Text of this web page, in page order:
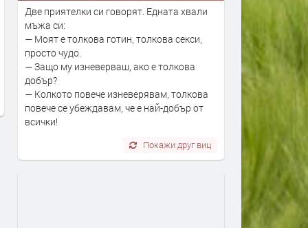
Димитрова, Deep
Вики Алмазиду,
и впечатляващо
шоу за
на Димитровград
Районен съд – Димитровград
получи финансиране за
цялостно енергийно
обновяване на съдебната
сграда
Две приятелки си говорят. Едната хвали
мъжа си:
— Моят е толкова готин, толкова секси,
просто чудо.
— Защо му изневерваш, ако е толкова
добър?
— Колкото повече изневерявам, толкова
повече се убеждавам, че е най-добър от
всички!
Покажи друг виц